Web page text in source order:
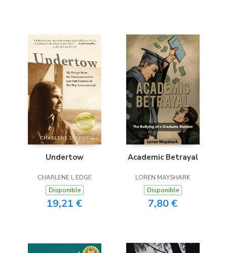
Undertow
CHARLENE L EDGE
Disponible
19,21 €
Academic Betrayal
LOREN MAYSHARK
Disponible
7,80 €